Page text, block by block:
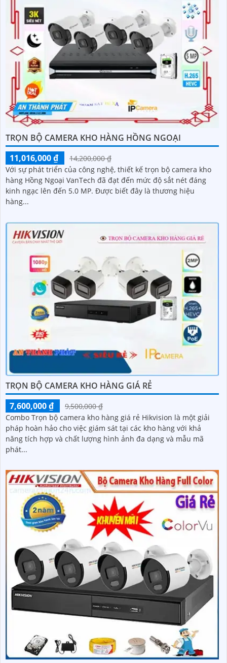
TRỌN BỘ CAMERA KHO HÀNG HỒNG NGOẠI
11,016,000 ₫
14,200,000 ₫
Với sự phát triển của công nghệ, thiết kế trọn bộ camera kho
hàng Hồng Ngoại VanTech đã đạt đến mức độ sắt nét đáng
kinh ngạc lên đến 5.0 MP. Được biết đây là thương hiệu
hàng...
TRỌN BỘ CAMERA KHO HÀNG GIÁ RẺ
7,600,000 ₫
9,500,000 ₫
Combo Trọn bộ camera kho hàng giá rẻ Hikvision là một giải
pháp hoàn hảo cho việc giám sát tại các kho hàng với khả
năng tích hợp và chất lượng hình ảnh đa dạng và mẫu mã
phát...